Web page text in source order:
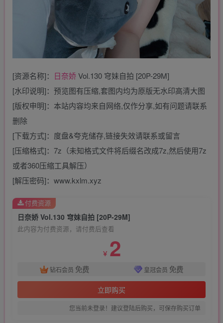
[资源名称]： 日奈娇Vol.130 穹妹自拍 [20P-29M]
[水印说明]：预览图有压缩,套图内均为原版无水印高清大图
[版权申明]：本站内容均来自网络,仅作分享,如有问题请联系
删除
[下载方式]：度盘&夸克储存,链接失效请联系或留言
[压缩格式]：7z（未知格式文件将后缀名改成7z,然后使用7z
或者360压缩工具解压）
[解压密码]：www.kxlm.xyz
日奈娇 Vol.130 穹妹自拍 [20P-29M]
此内容为付费资源，请付费后查看
￥ 2
钻石会员 免费 皇冠会员 免费
立即购买
您当前未登录！建议登陆后购买，可保存购买订单
付费资源